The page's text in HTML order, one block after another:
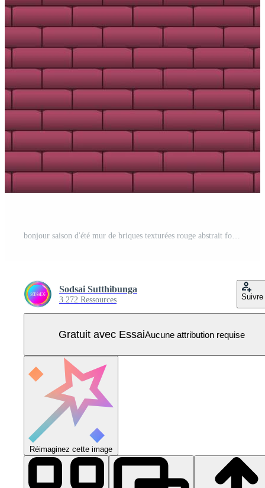
bonjour saison d'été mur de briques texturées rouge abstrait fond d'écran modèle illustration vectorielle Vecteur Pro
Sodsai Sutthibunga
3 272 Ressources Suivre
Gratuit avec EssaiAucune attribution requise
Réimaginez cette image